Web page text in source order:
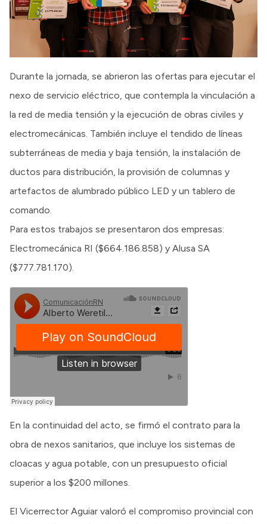
Durante la jornada, se abrieron las ofertas para ejecutar el
nexo de servicio eléctrico, que contempla la vinculación a
la red de media tensión y la ejecución de obras civiles y
electromecánicas. También incluye el tendido de líneas
subterráneas de media y baja tensión, la instalación de
ductos para distribución, la provisión de columnas y
artefactos de alumbrado público LED y un tablero de
comando.
Para estos trabajos se presentaron dos empresas:
Electromecánica RI ($664.186.858) y Alusa SA
($777.781.170).
En la continuidad del acto, se firmó el contrato para la
obra de nexos sanitarios, que incluye los sistemas de
cloacas y agua potable, con un presupuesto oficial
superior a los $200 millones.
El Vicerrector Aguiar valoró el compromiso provincial con